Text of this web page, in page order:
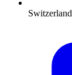
Switzerland